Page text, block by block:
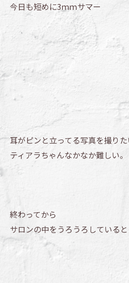
今日も短めに3ｍｍサマー
耳がピンと立ってる写真を撮り
ティアラちゃんなかなか難しい。
終わってから
サロンの中をうろうろしている